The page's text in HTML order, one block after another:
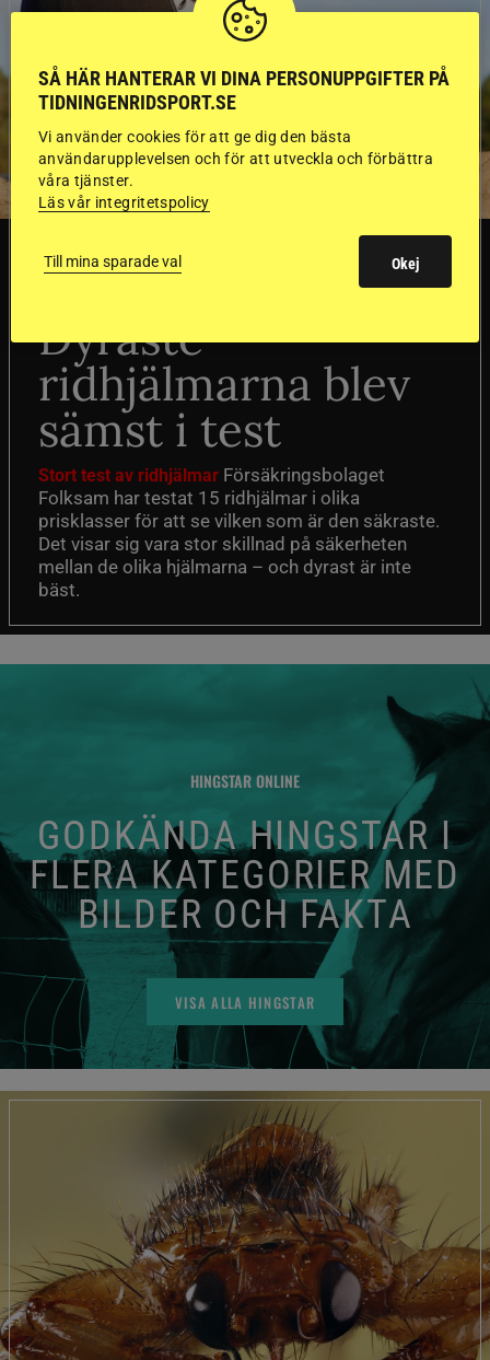
Dyraste
ridhjälmarna blev
sämst i test
Stort test av ridhjälmar Försäkringsbolaget
Folksam har testat 15 ridhjälmar i olika
prisklasser för att se vilken som är den säkraste.
Det visar sig vara stor skillnad på säkerheten
mellan de olika hjälmarna – och dyrast är inte
bäst.
HINGSTAR ONLINE
GODKÄNDA HINGSTAR I
FLERA KATEGORIER MED
BILDER OCH FAKTA
VISA ALLA HINGSTAR
SÅ HÄR HANTERAR VI DINA PERSONUPPGIFTER PÅ
TIDNINGENRIDSPORT.SE
Vi använder cookies för att ge dig den bästa
användarupplevelsen och för att utveckla och förbättra
våra tjänster.
Läs vår integritetspolicy
Till mina sparade val Okej